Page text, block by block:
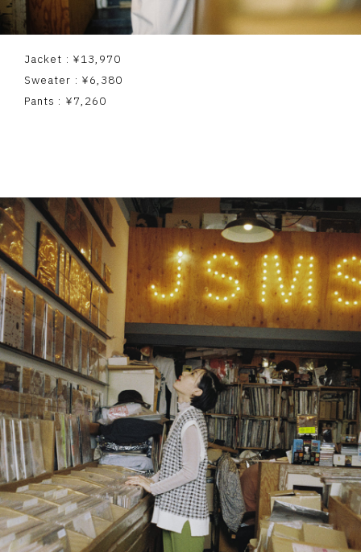
Jacket : ¥13,970
Sweater : ¥6,380
Pants : ¥7,260